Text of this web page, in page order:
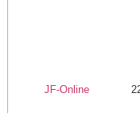
JF-Online